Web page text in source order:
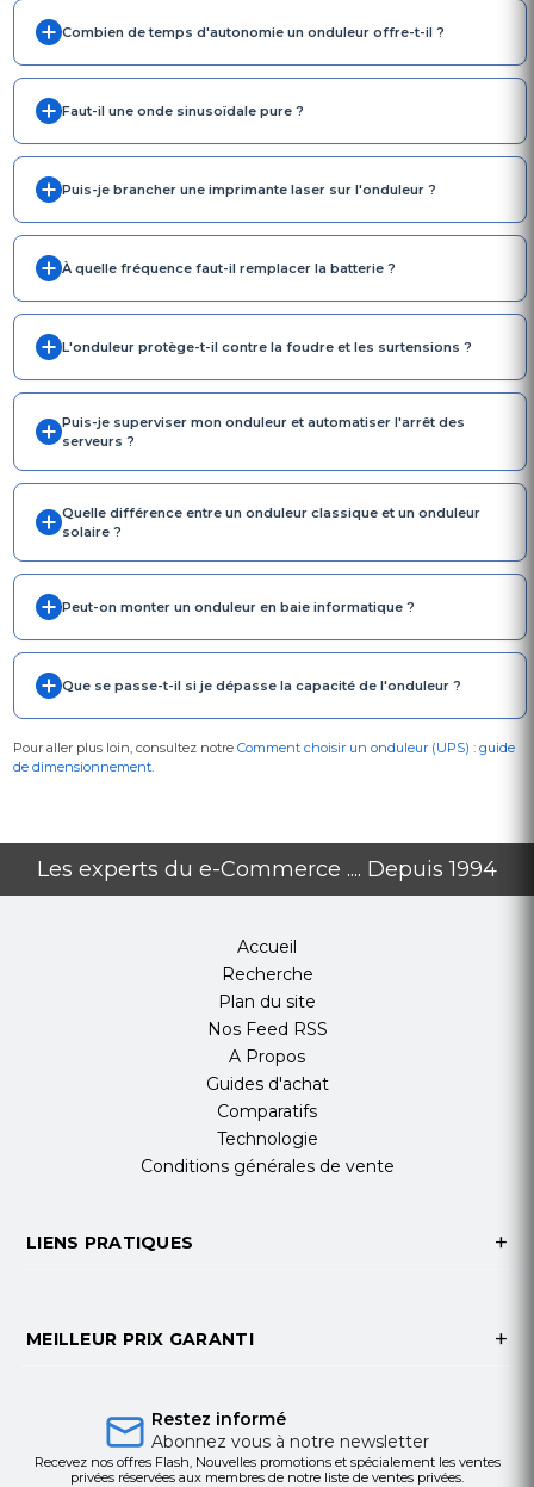
Combien de temps d'autonomie un onduleur offre-t-il ?
Faut-il une onde sinusoïdale pure ?
Puis-je brancher une imprimante laser sur l'onduleur ?
À quelle fréquence faut-il remplacer la batterie ?
L'onduleur protège-t-il contre la foudre et les surtensions ?
Puis-je superviser mon onduleur et automatiser l'arrêt des
serveurs ?
Quelle différence entre un onduleur classique et un onduleur
solaire ?
Peut-on monter un onduleur en baie informatique ?
Que se passe-t-il si je dépasse la capacité de l'onduleur ?
Pour aller plus loin, consultez notre Comment choisir un onduleur (UPS) : guide
de dimensionnement.
Les experts du e-Commerce .... Depuis 1994
Accueil
Recherche
Plan du site
Nos Feed RSS
A Propos
Guides d'achat
Comparatifs
Technologie
Conditions générales de vente
LIENS PRATIQUES
MEILLEUR PRIX GARANTI
Restez informé
Abonnez vous à notre newsletter
Recevez nos offres Flash, Nouvelles promotions et spécialement les ventes
privées réservées aux membres de notre liste de ventes privées.